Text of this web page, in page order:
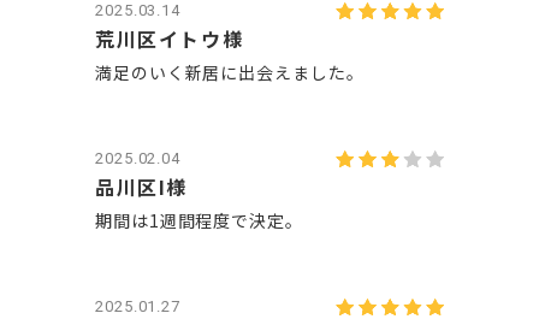
2025.03.14
荒川区イトウ様
満足のいく新居に出会えました。
2025.02.04
品川区I様
期間は1週間程度で決定。
2025.01.27